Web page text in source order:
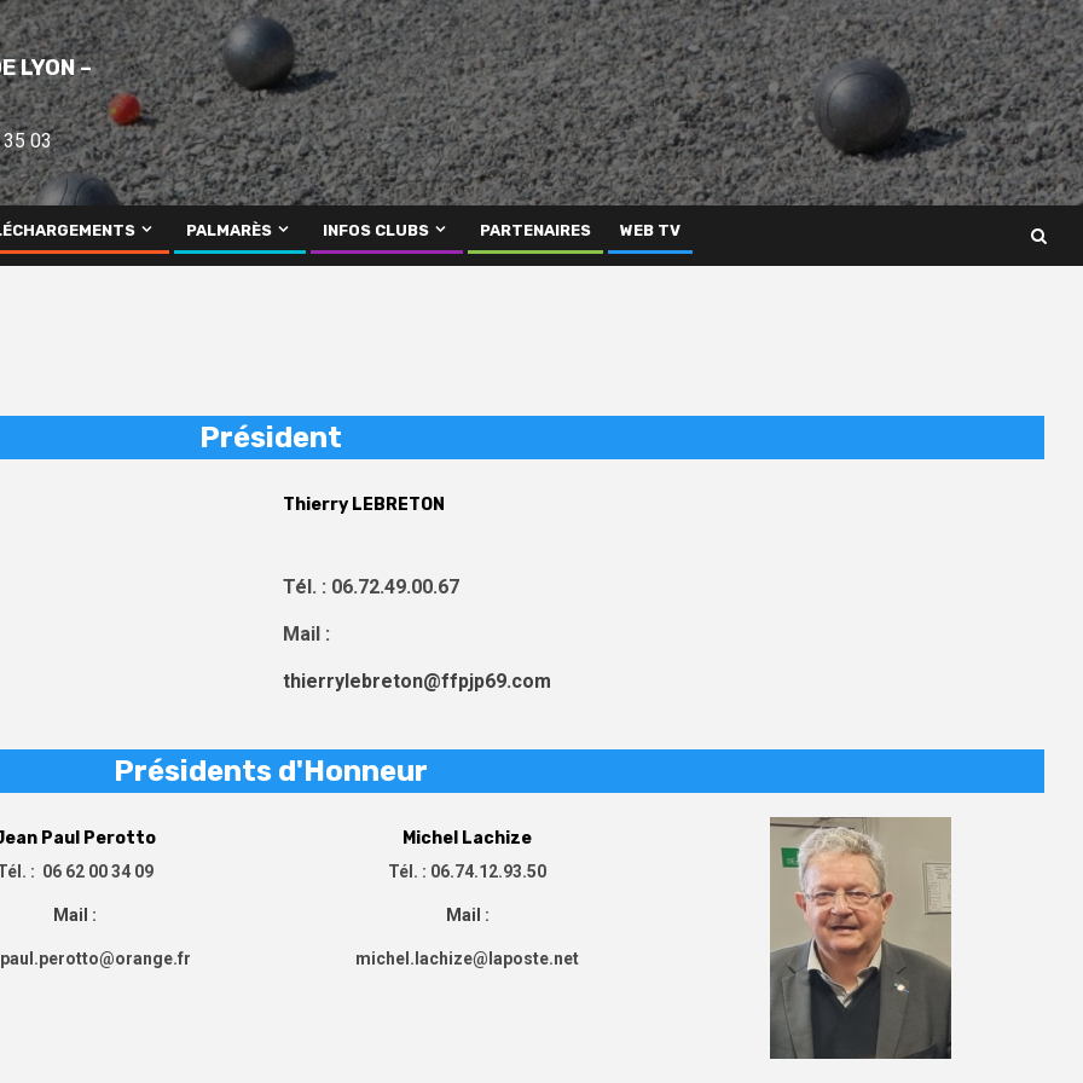
LYON –
35 03
PALMARÈS INFOS CLUBS PARTENAIRES WEB TV
Président
Thierry LEBRETON
Tél. : 06.72.49.00.67
Mail :
thierrylebreton@ffpjp69.com
Présidents d'Honneur
Paul Perotto
: 06 62 00 34 09
Mail :
Michel Lachize
Tél. : 06.74.12.93.50
Mail :
michel.lachize@laposte.net